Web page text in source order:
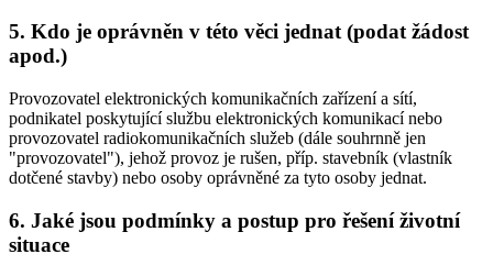
5. Kdo je oprávněn v této věci jednat (podat žádost
apod.)
Provozovatel elektronických komunikačních zařízení a sítí,
podnikatel poskytující službu elektronických komunikací nebo
provozovatel radiokomunikačních služeb (dále souhrnně jen
"provozovatel"), jehož provoz je rušen, příp. stavebník (vlastník
dotčené stavby) nebo osoby oprávněné za tyto osoby jednat.
6. Jaké jsou podmínky a postup pro řešení životní
situace